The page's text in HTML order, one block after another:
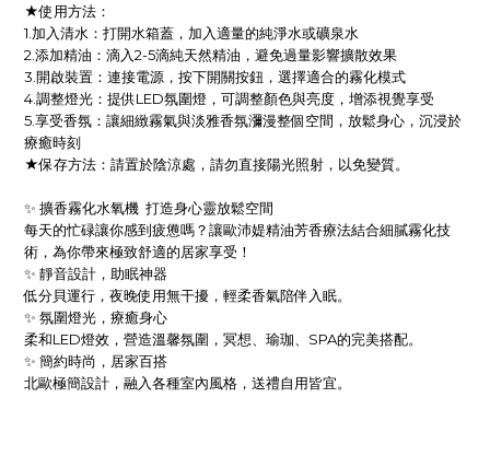
★使用方法：
1.加入清水：打開水箱蓋，加入適量的純淨水或礦泉水
2.添加精油：滴入2-5滴純天然精油，避免過量影響擴散效果
3.開啟裝置：連接電源，按下開關按鈕，選擇適合的霧化模式
4.調整燈光：提供LED氛圍燈，可調整顏色與亮度，增添視覺享受
5.享受香氛：讓細緻霧氣與淡雅香氛瀰漫整個空間，放鬆身心，沉浸於
療癒時刻
★保存方法：請置於陰涼處，請勿直接陽光照射，以免變質。
✨ 擴香霧化水氧機 打造身心靈放鬆空間
每天的忙碌讓你感到疲憊嗎？讓歐沛媞精油芳香療法結合細膩霧化技
術，為你帶來極致舒適的居家享受！
✨ 靜音設計，助眠神器
低分貝運行，夜晚使用無干擾，輕柔香氣陪伴入眠。
✨ 氛圍燈光，療癒身心
柔和LED燈效，營造溫馨氛圍，冥想、瑜珈、SPA的完美搭配。
✨ 簡約時尚，居家百搭
北歐極簡設計，融入各種室內風格，送禮自用皆宜。